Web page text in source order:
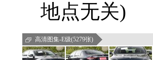
地点无关)
高清图集-E级(5279张)